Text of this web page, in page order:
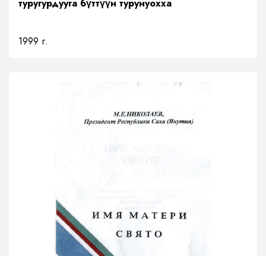
туругурдууга бүттүүн турунуохха
1999 г.